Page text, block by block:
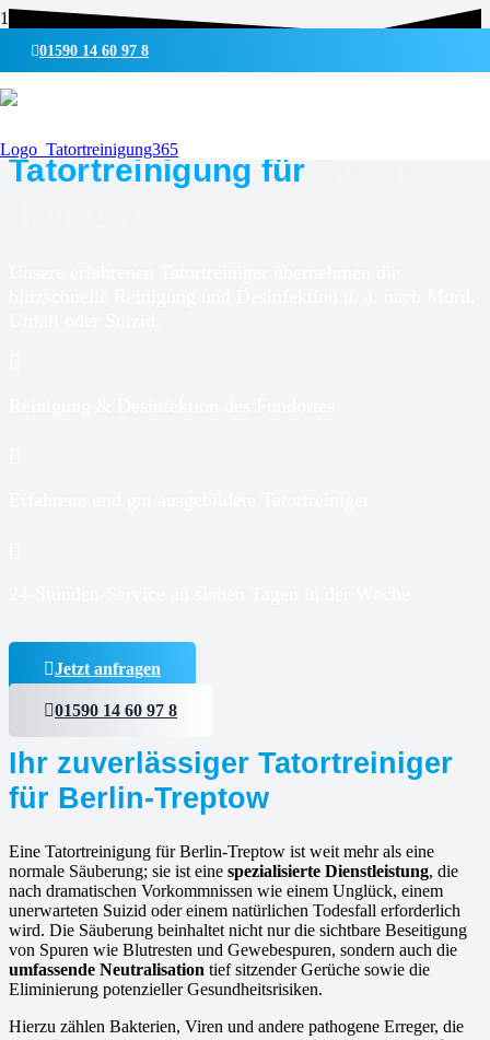
01590 14 60 97 8
Tatortreinigung für
Jetzt anfragen
01590 14 60 97 8
Ihr zuverlässiger Tatortreiniger
für Berlin-Treptow
Eine Tatortreinigung für Berlin-Treptow ist weit mehr als eine
normale Säuberung; sie ist eine spezialisierte Dienstleistung, die
nach dramatischen Vorkommnissen wie einem Unglück, einem
unerwarteten Suizid oder einem natürlichen Todesfall erforderlich
wird. Die Säuberung beinhaltet nicht nur die sichtbare Beseitigung
von Spuren wie Blutresten und Gewebespuren, sondern auch die
umfassende Neutralisation tief sitzender Gerüche sowie die
Eliminierung potenzieller Gesundheitsrisiken.
Hierzu zählen Bakterien, Viren und andere pathogene Erreger, die